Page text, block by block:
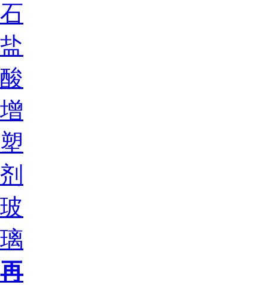
石
盐
酸
增
塑
剂
玻
璃
再